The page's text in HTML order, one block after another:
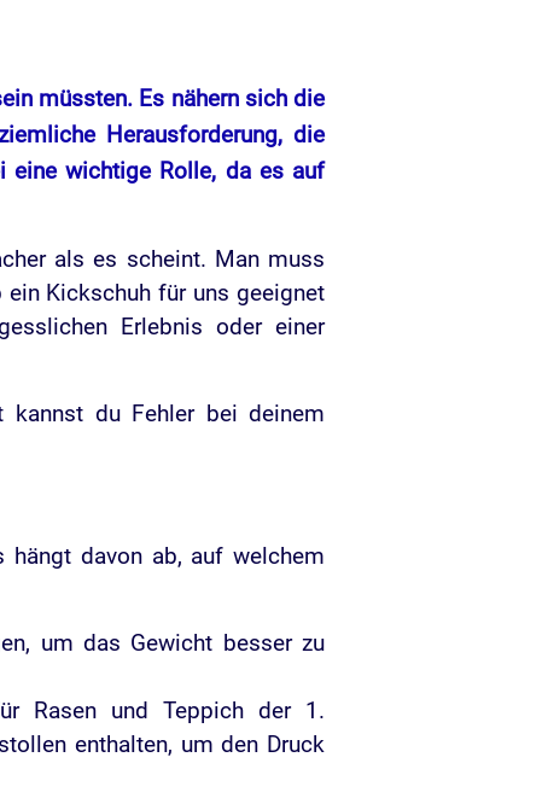
müssten. Es nähern sich die
Herausforderung, die
eine wichtige Rolle, da es auf
als es scheint. Man muss
Kickschuh für uns geeignet
Erlebnis oder einer
kannst du Fehler bei deinem
hängt davon ab, auf welchem
um das Gewicht besser zu
Rasen und Teppich der 1.
enthalten, um den Druck